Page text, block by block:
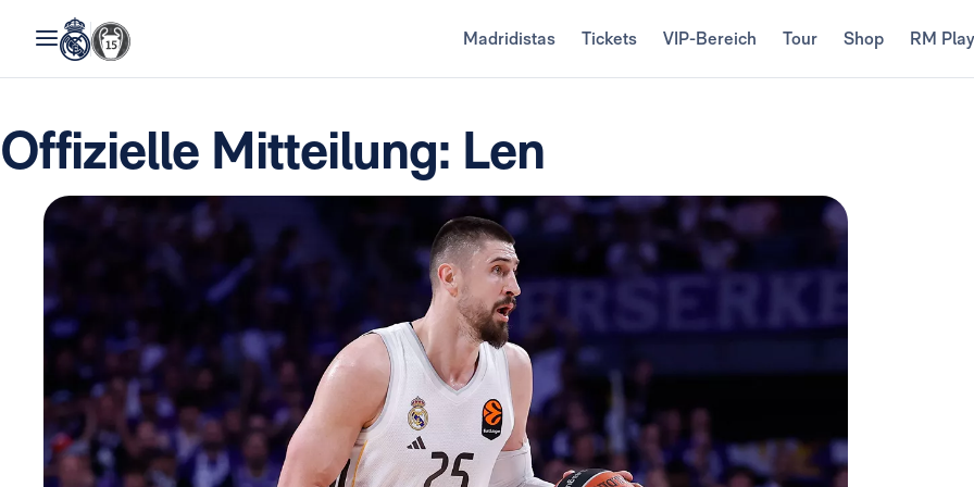
Madridistas Tickets VIP-Bereich Tour Shop RM Play
Offizielle Mitteilung: Len